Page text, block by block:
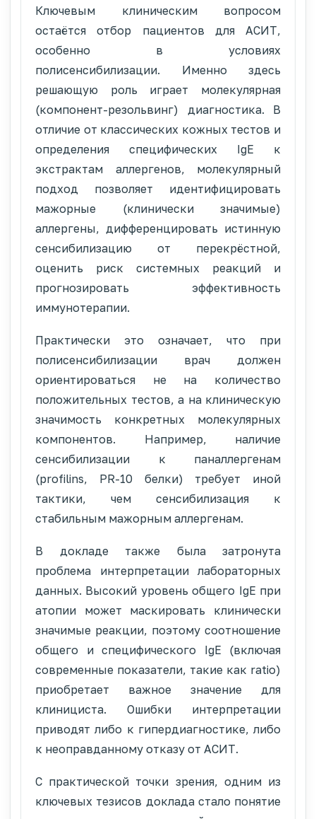
Ключевым клиническим вопросом
остаётся отбор пациентов для АСИТ,
особенно в условиях
полисенсибилизации. Именно здесь
решающую роль играет молекулярная
(компонент-резольвинг) диагностика. В
отличие от классических кожных тестов и
определения специфических IgE к
экстрактам аллергенов, молекулярный
подход позволяет идентифицировать
мажорные (клинически значимые)
аллергены, дифференцировать истинную
сенсибилизацию от перекрёстной,
оценить риск системных реакций и
прогнозировать эффективность
иммунотерапии.
Практически это означает, что при
полисенсибилизации врач должен
ориентироваться не на количество
положительных тестов, а на клиническую
значимость конкретных молекулярных
компонентов. Например, наличие
сенсибилизации к паналлергенам
(profilins, PR-10 белки) требует иной
тактики, чем сенсибилизация к
стабильным мажорным аллергенам.
В докладе также была затронута
проблема интерпретации лабораторных
данных. Высокий уровень общего IgE при
атопии может маскировать клинически
значимые реакции, поэтому соотношение
общего и специфического IgE (включая
современные показатели, такие как ratio)
приобретает важное значение для
клинициста. Ошибки интерпретации
приводят либо к гипердиагностике, либо
к неоправданному отказу от АСИТ.
С практической точки зрения, одним из
ключевых тезисов доклада стало понятие